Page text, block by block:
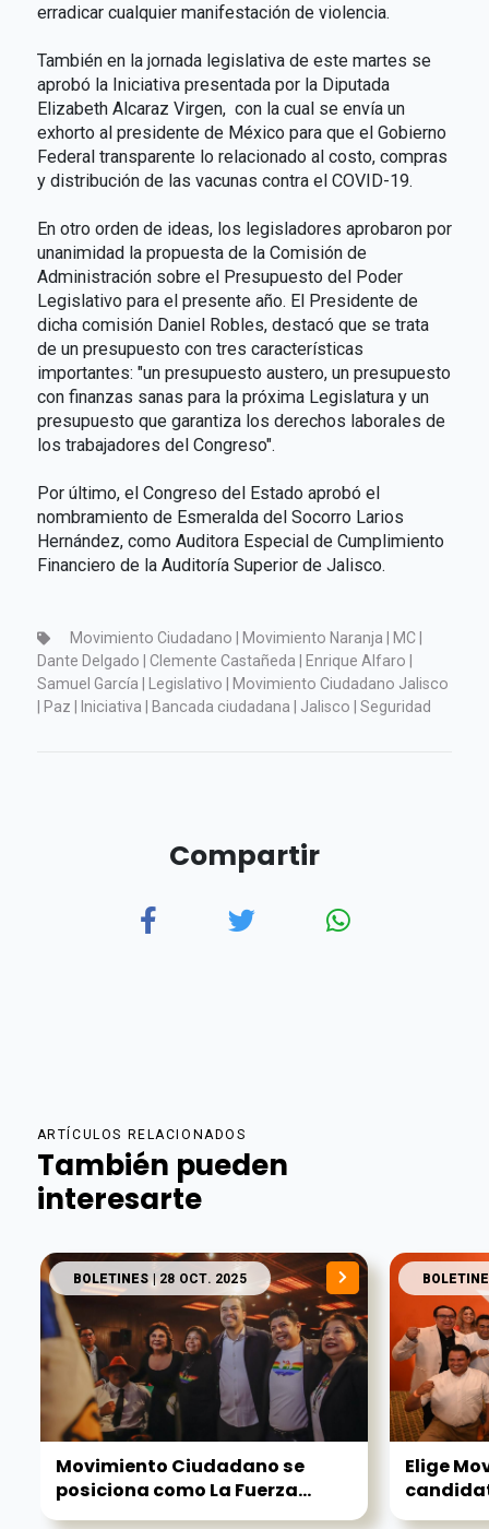
erradicar cualquier manifestación de violencia.
También en la jornada legislativa de este martes se
aprobó la Iniciativa presentada por la Diputada
Elizabeth Alcaraz Virgen, con la cual se envía un
exhorto al presidente de México para que el Gobierno
Federal transparente lo relacionado al costo, compras
y distribución de las vacunas contra el COVID-19.
En otro orden de ideas, los legisladores aprobaron por
unanimidad la propuesta de la Comisión de
Administración sobre el Presupuesto del Poder
Legislativo para el presente año. El Presidente de
dicha comisión Daniel Robles, destacó que se trata
de un presupuesto con tres características
importantes: "un presupuesto austero, un presupuesto
con finanzas sanas para la próxima Legislatura y un
presupuesto que garantiza los derechos laborales de
los trabajadores del Congreso".
Por último, el Congreso del Estado aprobó el
nombramiento de Esmeralda del Socorro Larios
Hernández, como Auditora Especial de Cumplimiento
Financiero de la Auditoría Superior de Jalisco.
Movimiento Ciudadano | Movimiento Naranja | MC |
Dante Delgado | Clemente Castañeda | Enrique Alfaro |
Samuel García | Legislativo | Movimiento Ciudadano Jalisco
| Paz | Iniciativa | Bancada ciudadana | Jalisco | Seguridad
Compartir
ARTÍCULOS RELACIONADOS
También pueden
interesarte
BOLETINES | 28 OCT. 2025
Movimiento Ciudadano se
posiciona como La Fuerza...
Elige